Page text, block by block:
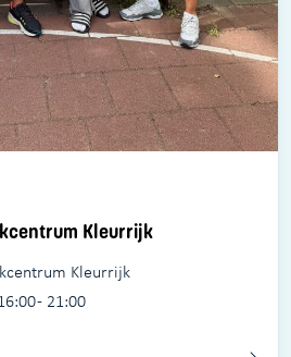
Kleurrijk
Kleurrijk
- 21:00